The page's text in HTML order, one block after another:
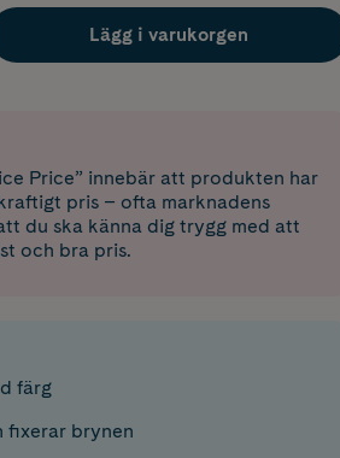
Lägg i varukorgen
Price” innebär att produkten har
pris – ofta marknadens
du ska känna dig trygg med att
och bra pris.
färg
fixerar brynen